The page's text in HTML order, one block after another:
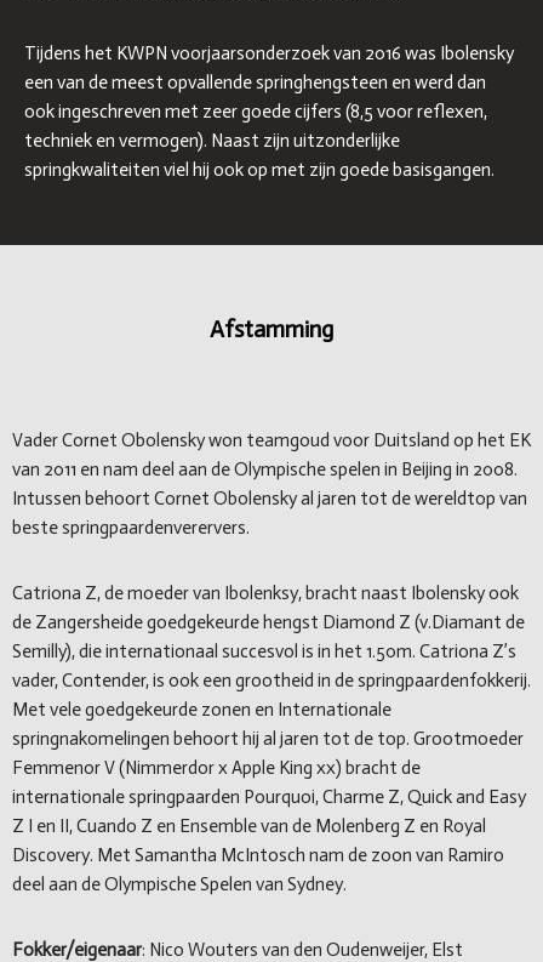
Tijdens het KWPN voorjaarsonderzoek van 2016 was Ibolensky
een van de meest opvallende springhengsteen en werd dan
ook ingeschreven met zeer goede cijfers (8,5 voor reflexen,
techniek en vermogen). Naast zijn uitzonderlijke
springkwaliteiten viel hij ook op met zijn goede basisgangen.
Afstamming
Vader Cornet Obolensky won teamgoud voor Duitsland op het EK
van 2011 en nam deel aan de Olympische spelen in Beijing in 2008.
Intussen behoort Cornet Obolensky al jaren tot de wereldtop van
beste springpaardenverervers.
Catriona Z, de moeder van Ibolenksy, bracht naast Ibolensky ook
de Zangersheide goedgekeurde hengst Diamond Z (v.Diamant de
Semilly), die internationaal succesvol is in het 1.50m. Catriona Z’s
vader, Contender, is ook een grootheid in de springpaardenfokkerij.
Met vele goedgekeurde zonen en Internationale
springnakomelingen behoort hij al jaren tot de top. Grootmoeder
Femmenor V (Nimmerdor x Apple King xx) bracht de
internationale springpaarden Pourquoi, Charme Z, Quick and Easy
Z I en II, Cuando Z en Ensemble van de Molenberg Z en Royal
Discovery. Met Samantha McIntosch nam de zoon van Ramiro
deel aan de Olympische Spelen van Sydney.
Fokker/eigenaar: Nico Wouters van den Oudenweijer, Elst